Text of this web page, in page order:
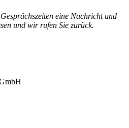
eine Nachricht und
und wir rufen Sie zurück.